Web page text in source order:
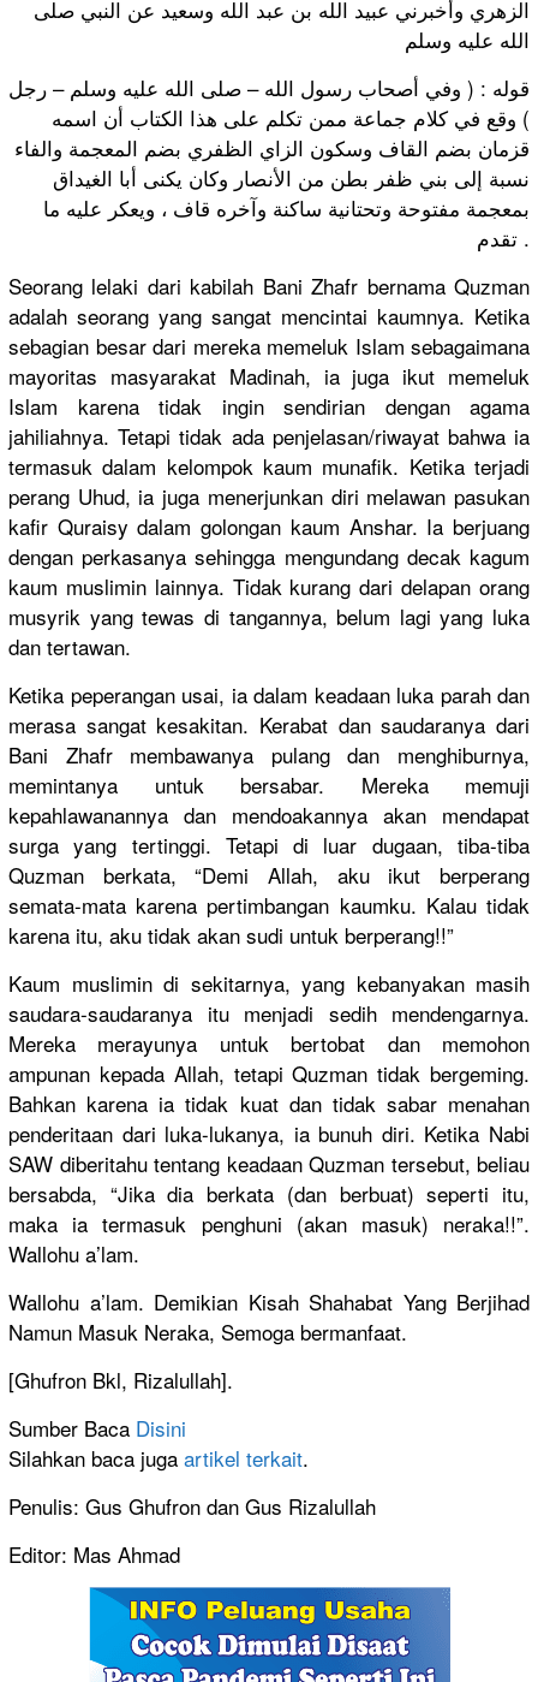
الزهري وأخبرني عبيد الله بن عبد الله وسعيد عن النبي صلى
الله عليه وسلم
قوله : ( وفي أصحاب رسول الله – صلى الله عليه وسلم – رجل
) وقع في كلام جماعة ممن تكلم على هذا الكتاب أن اسمه
قزمان بضم القاف وسكون الزاي الظفري بضم المعجمة والفاء
نسبة إلى بني ظفر بطن من الأنصار وكان يكنى أبا الغيداق
بمعجمة مفتوحة وتحتانية ساكنة وآخره قاف ، ويعكر عليه ما
تقدم .
Seorang lelaki dari kabilah Bani Zhafr bernama Quzman
adalah seorang yang sangat mencintai kaumnya. Ketika
sebagian besar dari mereka memeluk Islam sebagaimana
mayoritas masyarakat Madinah, ia juga ikut memeluk
Islam karena tidak ingin sendirian dengan agama
jahiliahnya. Tetapi tidak ada penjelasan/riwayat bahwa ia
termasuk dalam kelompok kaum munafik. Ketika terjadi
perang Uhud, ia juga menerjunkan diri melawan pasukan
kafir Quraisy dalam golongan kaum Anshar. Ia berjuang
dengan perkasanya sehingga mengundang decak kagum
kaum muslimin lainnya. Tidak kurang dari delapan orang
musyrik yang tewas di tangannya, belum lagi yang luka
dan tertawan.
Ketika peperangan usai, ia dalam keadaan luka parah dan
merasa sangat kesakitan. Kerabat dan saudaranya dari
Bani Zhafr membawanya pulang dan menghiburnya,
memintanya untuk bersabar. Mereka memuji
kepahlawanannya dan mendoakannya akan mendapat
surga yang tertinggi. Tetapi di luar dugaan, tiba-tiba
Quzman berkata, “Demi Allah, aku ikut berperang
semata-mata karena pertimbangan kaumku. Kalau tidak
karena itu, aku tidak akan sudi untuk berperang!!”
Kaum muslimin di sekitarnya, yang kebanyakan masih
saudara-saudaranya itu menjadi sedih mendengarnya.
Mereka merayunya untuk bertobat dan memohon
ampunan kepada Allah, tetapi Quzman tidak bergeming.
Bahkan karena ia tidak kuat dan tidak sabar menahan
penderitaan dari luka-lukanya, ia bunuh diri. Ketika Nabi
SAW diberitahu tentang keadaan Quzman tersebut, beliau
bersabda, “Jika dia berkata (dan berbuat) seperti itu,
maka ia termasuk penghuni (akan masuk) neraka!!”.
Wallohu a’lam.
Wallohu a’lam. Demikian Kisah Shahabat Yang Berjihad
Namun Masuk Neraka, Semoga bermanfaat.
[Ghufron Bkl, Rizalullah].
Sumber Baca Disini
Silahkan baca juga artikel terkait.
Penulis: Gus Ghufron dan Gus Rizalullah
Editor: Mas Ahmad